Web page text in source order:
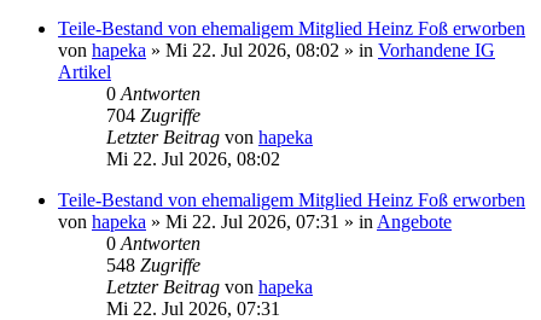
Teile-Bestand von ehemaligem Mitglied Heinz Foß erworben
von hapeka » Mi 22. Jul 2026, 08:02 » in Vorhandene IG
Artikel
0 Antworten
704 Zugriffe
Letzter Beitrag von hapeka
Mi 22. Jul 2026, 08:02
Teile-Bestand von ehemaligem Mitglied Heinz Foß erworben
von hapeka » Mi 22. Jul 2026, 07:31 » in Angebote
0 Antworten
548 Zugriffe
Letzter Beitrag von hapeka
Mi 22. Jul 2026, 07:31